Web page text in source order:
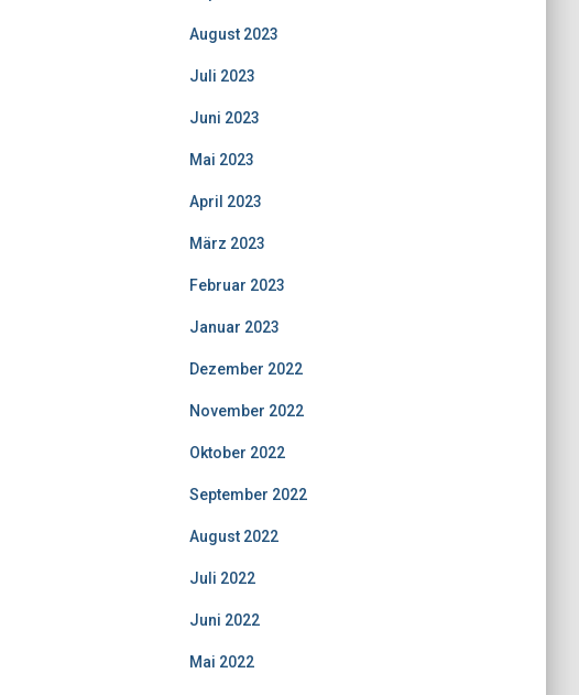
August 2023
Juli 2023
Juni 2023
Mai 2023
April 2023
März 2023
Februar 2023
Januar 2023
Dezember 2022
November 2022
Oktober 2022
September 2022
August 2022
Juli 2022
Juni 2022
Mai 2022